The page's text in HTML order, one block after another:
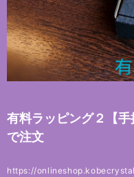
有料ラッピング２【
で注文
https://